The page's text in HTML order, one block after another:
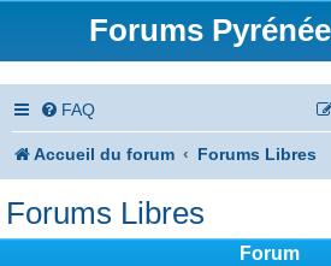
Forums
FAQ
Accueil du forum Forums Libres
Forums Libres
Forum